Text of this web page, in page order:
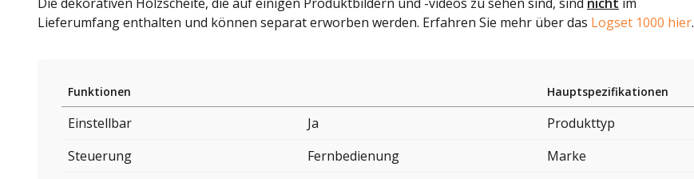
Lieferumfang enthalten und können separat erworben werden. Erfahren Sie mehr über das Logset 1000 hier.
Funktionen
Einstellbar
Ja
Steuerung
Fernbedienung
Hauptspezifikationen
Produkttyp
Marke